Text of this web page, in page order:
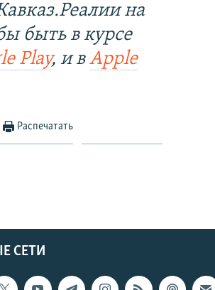
на
быть в курсе
Play, и вApple
Распечатать
СЕТИ